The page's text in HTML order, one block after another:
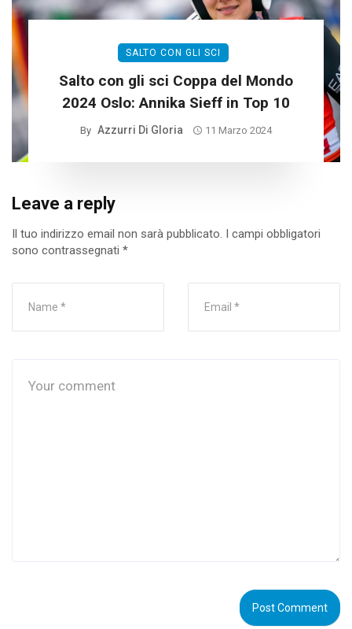
SALTO CON GLI SCI
Salto con gli sci Coppa del Mondo
2024 Oslo: Annika Sieff in Top 10
By Azzurri Di Gloria 11 Marzo 2024
Leave a reply
Il tuo indirizzo email non sarà pubblicato.
I campi obbligatori
sono contrassegnati *